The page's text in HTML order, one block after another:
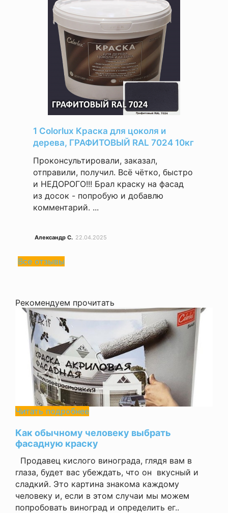
1 Colorlux Краска для цоколя и
дерева, ГРАФИТОВЫЙ RAL 7024 10кг
Проконсультировали, заказал,
отправили, получил. Всё чётко, быстро
и НЕДОРОГО!!! Брал краску на фасад
из досок - попробую и добавлю
комментарий. ...
Александр С. 22.04.2025
Все отзывы
Рекомендуем прочитать
Читать подробнее
Как обычному человеку выбрать
фасадную краску
Продавец кислого винограда, глядя вам в
глаза, будет вас убеждать, что он вкусный и
сладкий. Это картина знакома каждому
человеку и, если в этом случаи мы можем
попробовать виноград и определить ег..